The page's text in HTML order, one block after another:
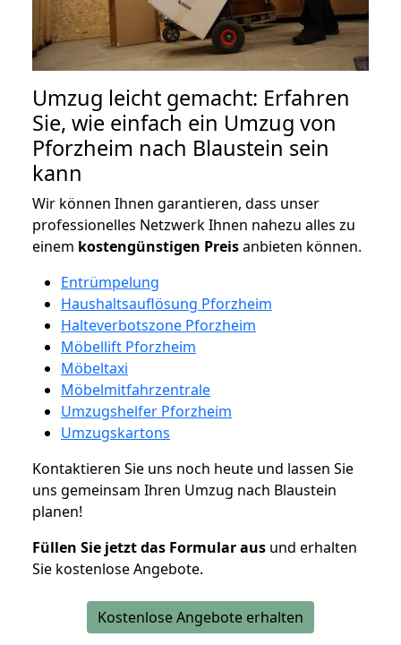
Umzug leicht gemacht: Erfahren
Sie, wie einfach ein Umzug von
Pforzheim nach Blaustein sein
kann
Wir können Ihnen garantieren, dass unser
professionelles Netzwerk Ihnen nahezu alles zu
einem kostengünstigen Preisanbieten können.
Entrümpelung
Haushaltsauflösung Pforzheim
Halteverbotszone Pforzheim
Möbellift Pforzheim
Möbeltaxi
Möbelmitfahrzentrale
Umzugshelfer Pforzheim
Umzugskartons
Kontaktieren Sie uns noch heute und lassen Sie
uns gemeinsam Ihren Umzug nach Blaustein
planen!
Füllen Sie jetzt das Formular aus und erhalten
Sie kostenlose Angebote.
Kostenlose Angebote erhalten